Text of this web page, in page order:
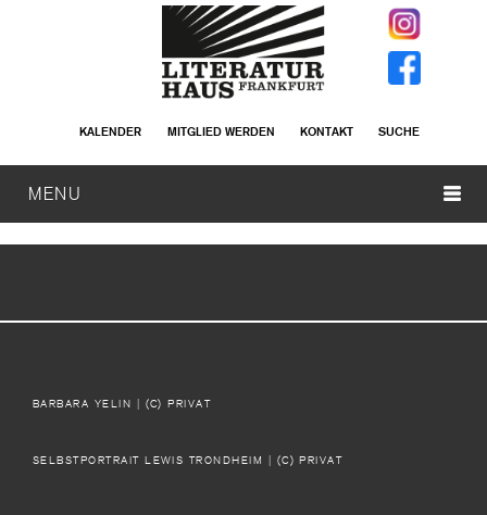
KALENDER MITGLIED WERDEN KONTAKT SUCHE
MENU
BARBARA YELIN | (C) PRIVAT
SELBSTPORTRAIT LEWIS TRONDHEIM | (C) PRIVAT